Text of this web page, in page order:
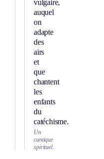
vulgaire,
auquel
on
adapte
des
airs
et
que
chantent
les
enfants
du
catéchisme.
Un
cantique
spirituel.